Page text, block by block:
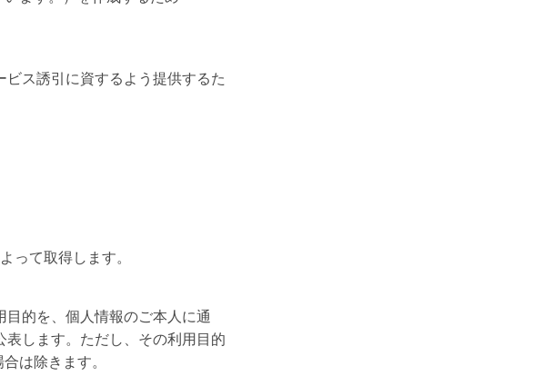
ス誘引に資するよう提供するた
って取得します。
的を、個人情報のご本人に通
します。ただし、その利用目的
は除きます。